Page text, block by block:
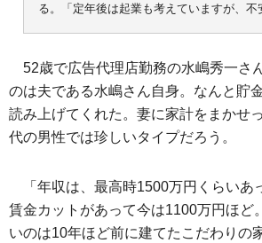
る。「定年後は起業も考えていますが、不
52歳で広告代理店勤務の水嶋秀一さ
のは夫である水嶋さん自身。なんと貯
読み上げてくれた。妻に家計をまかせ
代の男性では珍しいタイプだろう。
「年収は、最高時1500万円くらいあ
賃金カットがあって今は1100万円ほど
いのは10年ほど前に建てたこだわりの